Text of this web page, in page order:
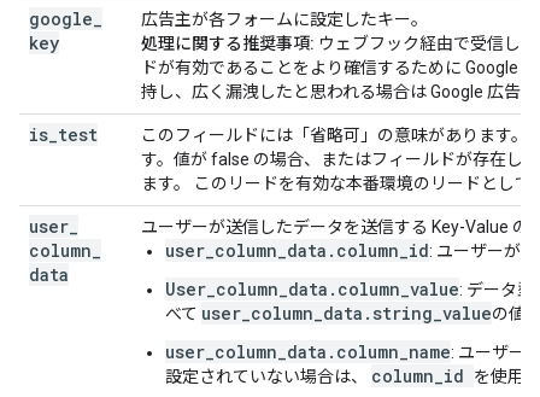
google
key
広告主が各フォームに設定したキー。
処理に関する推奨事項: ウェブフック経由で受信し
ドが有効であることをより確信するために Google
持し、広く漏洩したと思われる場合は Google 広告
is test
このフィールドには「省略可」の意味があります
す。値が false の場合、またはフィールドが存在し
ます。 このリードを有効な本番環境のリードとして
user
column
data
ユーザーが送信したデータを送信する Key-Value の
user_column_data.column_id: ユーザーが
User_column_data.column_value: データ型
べて user_column_data.string_valueの値
user_column_data.column_name: ユーザー
設定されていない場合は、 column_id を使用